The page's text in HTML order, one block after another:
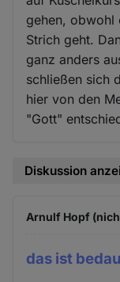
gehen, obwohl
Strich geht.
ganz anders
schließen sich
hier von den
"Gott"
Diskussion
Arnulf Hopf
das ist